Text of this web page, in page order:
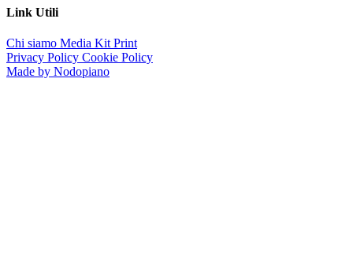
Link Utili
Chi siamo Media Kit Print
Privacy Policy Cookie Policy
Made by Nodopiano